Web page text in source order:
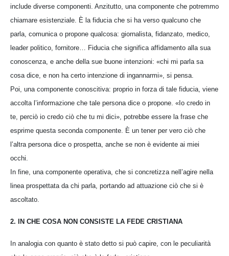
include diverse componenti. Anzitutto, una componente che potremmo
chiamare esistenziale. È la fiducia che si ha verso qualcuno che
parla, comunica o propone qualcosa: giornalista, fidanzato, medico,
leader politico, fornitore… Fiducia che significa affidamento alla sua
conoscenza, e anche della sue buone intenzioni: «chi mi parla sa
cosa dice, e non ha certo intenzione di ingannarmi», si pensa.
Poi, una componente conoscitiva: proprio in forza di tale fiducia, viene
accolta l’informazione che tale persona dice o propone. «Io credo in
te, perciò io credo ciò che tu mi dici», potrebbe essere la frase che
esprime questa seconda componente. È un tener per vero ciò che
l’altra persona dice o prospetta, anche se non è evidente ai miei
occhi.
In fine, una componente operativa, che si concretizza nell’agire nella
linea prospettata da chi parla, portando ad attuazione ciò che si è
ascoltato.
2. IN CHE COSA NON CONSISTE LA FEDE CRISTIANA
In analogia con quanto è stato detto si può capire, con le peculiarità